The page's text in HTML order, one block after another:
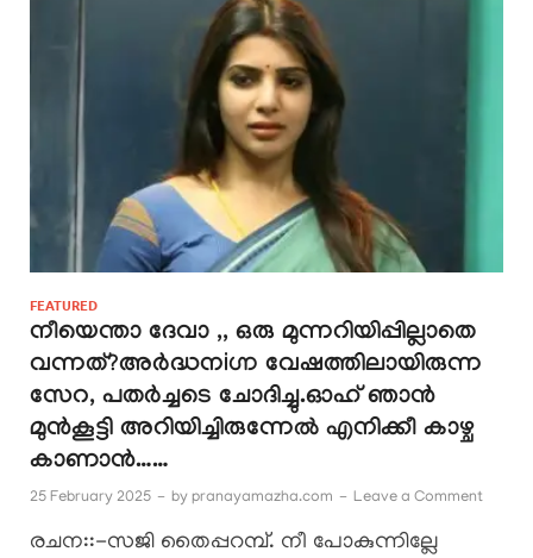
FEATURED
നീയെന്താ ദേവാ ,, ഒരു മുന്നറിയിപ്പില്ലാതെ
വന്നത്?അർദ്ധനiഗ്ന വേഷത്തിലായിരുന്ന
സേറ, പതർച്ചടെ ചോദിച്ചു.ഓഹ് ഞാൻ
മുൻകൂട്ടി അറിയിച്ചിരുന്നേൽ എനിക്കീ കാഴ്ച
കാണാൻ……
25 February 2025 - by pranayamazha.com - Leave a Comment
രചന::-സജി തൈപ്പറമ്പ്. നീ പോകുന്നില്ലേ